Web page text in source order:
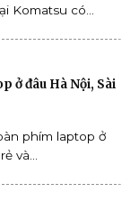
Komatsu có...
ở đâu Hà Nội, Sài
phím laptop ở
và...